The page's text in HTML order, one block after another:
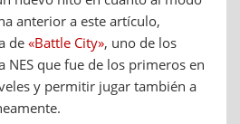
anterior a este artículo,
de «Battle City», uno de los
NES que fue de los primeros en
y permitir jugar también a